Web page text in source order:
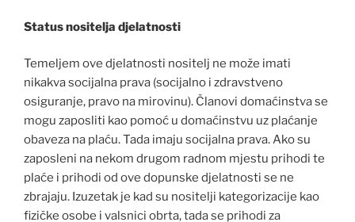
Status nositelja djelatnosti
Temeljem ove djelatnosti nositelj ne može imati
nikakva socijalna prava (socijalno i zdravstveno
osiguranje, pravo na mirovinu). Članovi domaćinstva se
mogu zaposliti kao pomoć u domaćinstvu uz plaćanje
obaveza na plaću. Tada imaju socijalna prava. Ako su
zaposleni na nekom drugom radnom mjestu prihodi te
plaće i prihodi od ove dopunske djelatnosti se ne
zbrajaju. Izuzetak je kad su nositelji kategorizacije kao
fizičke osobe i valsnici obrta, tada se prihodi za